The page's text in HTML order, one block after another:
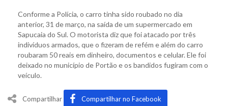
Conforme a Polícia, o carro tinha sido roubado no dia
anterior, 31 de março, na saída de um supermercado em
Sapucaia do Sul. O motorista diz que foi atacado por três
indivíduos armados, que o fizeram de refém e além do carro
roubaram 50 reais em dinheiro, documentos e celular. Ele foi
deixado no município de Portão e os bandidos fugiram com o
veículo.
Compartilhar Compartilhar no Facebook